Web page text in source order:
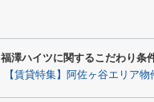
福澤ハイツに関するこだわり条
【賃貸特集】阿佐ヶ谷エリア物